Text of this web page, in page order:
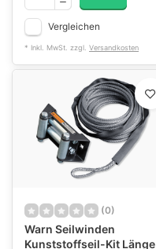
Vergleichen
* Inkl. MwSt. zzgl. Versandkosten
(0)
Warn Seilwinden
Kunststoffseil-Kit Länge